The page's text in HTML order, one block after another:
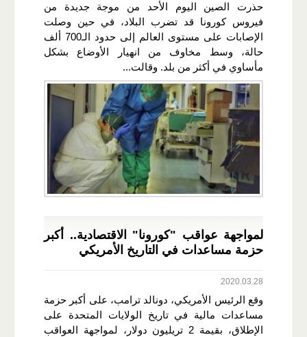
حذرت الصين اليوم الأحد من موجة جديدة من
فيروس كورونا قد تضرب البلاد، في حين وصلت
الإصابات على مستوى العالم إلى حدود الـ700 ألف
حالة، وسط مخاوف من انهيار الأوضاع بشكل
مأساوي في أكثر من بلد. وقالت...
لمواجهة عواقب "كورونا" الاقتصادية.. أكبر
حزمة مساعدات في التاريخ الأمريكي
2020.03.28
وقع الرئيس الأمريكي، دونالد ترامب، على أكبر حزمة
مساعدات مالية في تاريخ الولايات المتحدة على
الإطلاق، بقيمة 2 تريليون دولار، لمواجهة العواقب